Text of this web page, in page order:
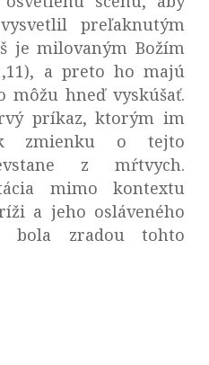
preľaknutým
je milovaným Božím
a preto ho majú
môžu hneď vyskúšať.
príkaz, ktorým im
zmienku o tejto
z mŕtvych.
mimo kontextu
a jeho osláveného
bola zradou tohto